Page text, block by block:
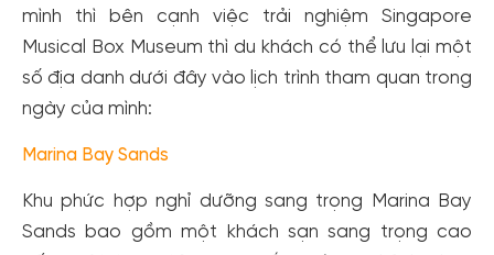
mình thì bên cạnh việc trải nghiệm Singapore
Musical Box Museum thì du khách có thể lưu lại một
số địa danh dưới đây vào lịch trình tham quan trong
ngày của mình:
Marina Bay Sands
Khu phức hợp nghỉ dưỡng sang trọng Marina Bay
Sands bao gồm một khách sạn sang trọng cao